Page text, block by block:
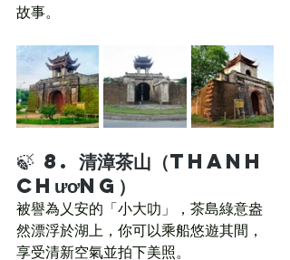
故事。
🍃 8. 清漳茶山（Thanh
Chương）
被譽為乂安的「小大叻」，茶島綠意盎
然漂浮於湖上，你可以乘船悠遊其間，
享受清新空氣並拍下美照。